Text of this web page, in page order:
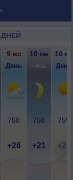
9 вс 10 пн 10 пн
День Ночь День
758 758 759
+26 +21 +25